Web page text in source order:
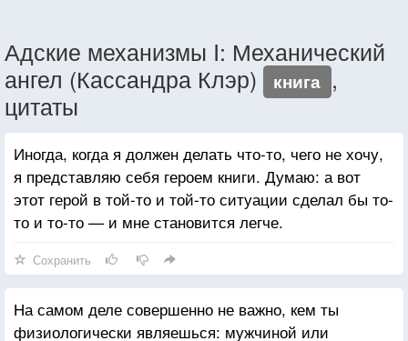
Адские механизмы I: Механический
ангел (Кассандра Клэр)
книга ,
цитаты
Иногда, когда я должен делать что-то, чего не хочу,
я представляю себя героем книги. Думаю: а вот
этот герой в той-то и той-то ситуации сделал бы то-
то и то-то — и мне становится легче.
Сохранить
На самом деле совершенно не важно, кем ты
физиологически являешься: мужчиной или